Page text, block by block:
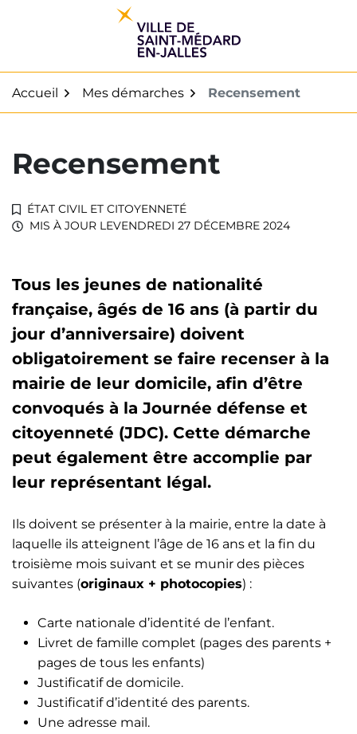
Accueil Mes démarches Recensement
Recensement
ÉTAT CIVIL ET CITOYENNETÉ
MIS À JOUR LEVENDREDI 27 DÉCEMBRE 2024
Tous les jeunes de nationalité
française, âgés de 16 ans (à partir du
jour d’anniversaire) doivent
obligatoirement se faire recenser à la
mairie de leur domicile, afin d’être
convoqués à la Journée défense et
citoyenneté (JDC). Cette démarche
peut également être accomplie par
leur représentant légal.
Ils doivent se présenter à la mairie, entre la date à
laquelle ils atteignent l’âge de 16 ans et la fin du
troisième mois suivant et se munir des pièces
suivantes (originaux + photocopies) :
Carte nationale d’identité de l’enfant.
Livret de famille complet (pages des parents +
pages de tous les enfants)
Justificatif de domicile.
Justificatif d’identité des parents.
Une adresse mail.